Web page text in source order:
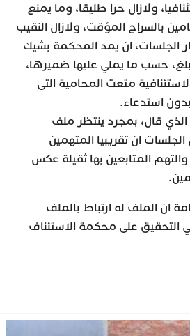
ولازال حرا طليقا، وما يمنع
بالسراح المؤقت، ولازال النقيب
الجلسات، ان يمد المحكمة بشيك
حسب ما يملي عليها ضميرها،
متعت المحامية التى
استدعاء.
قال، بمجرد ينتظر ملف
ان تقريبيا المتهمين
المتابعين بها ثقيلة عكس
ان الملف له ارتباط بالملف
التحقيق على محكمة الاستئناف